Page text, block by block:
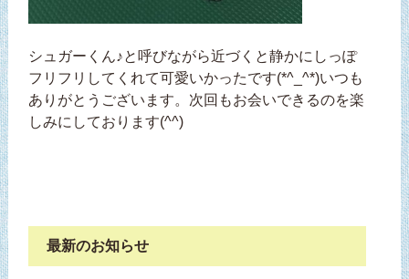
シュガーくん♪と呼びながら近づくと静かにしっぽ
フリフリしてくれて可愛いかったです(*^_^*)いつも
ありがとうございます。次回もお会いできるのを楽
しみにしております(^^)
最新のお知らせ